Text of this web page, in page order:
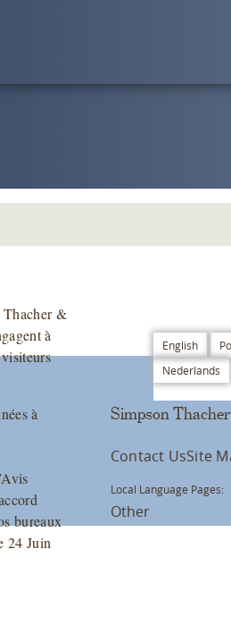
Thacher &
à
à
bureaux
24 Juin
English
Nederlands
Simpson
Contact UsSite
Local Language Pages:
Other